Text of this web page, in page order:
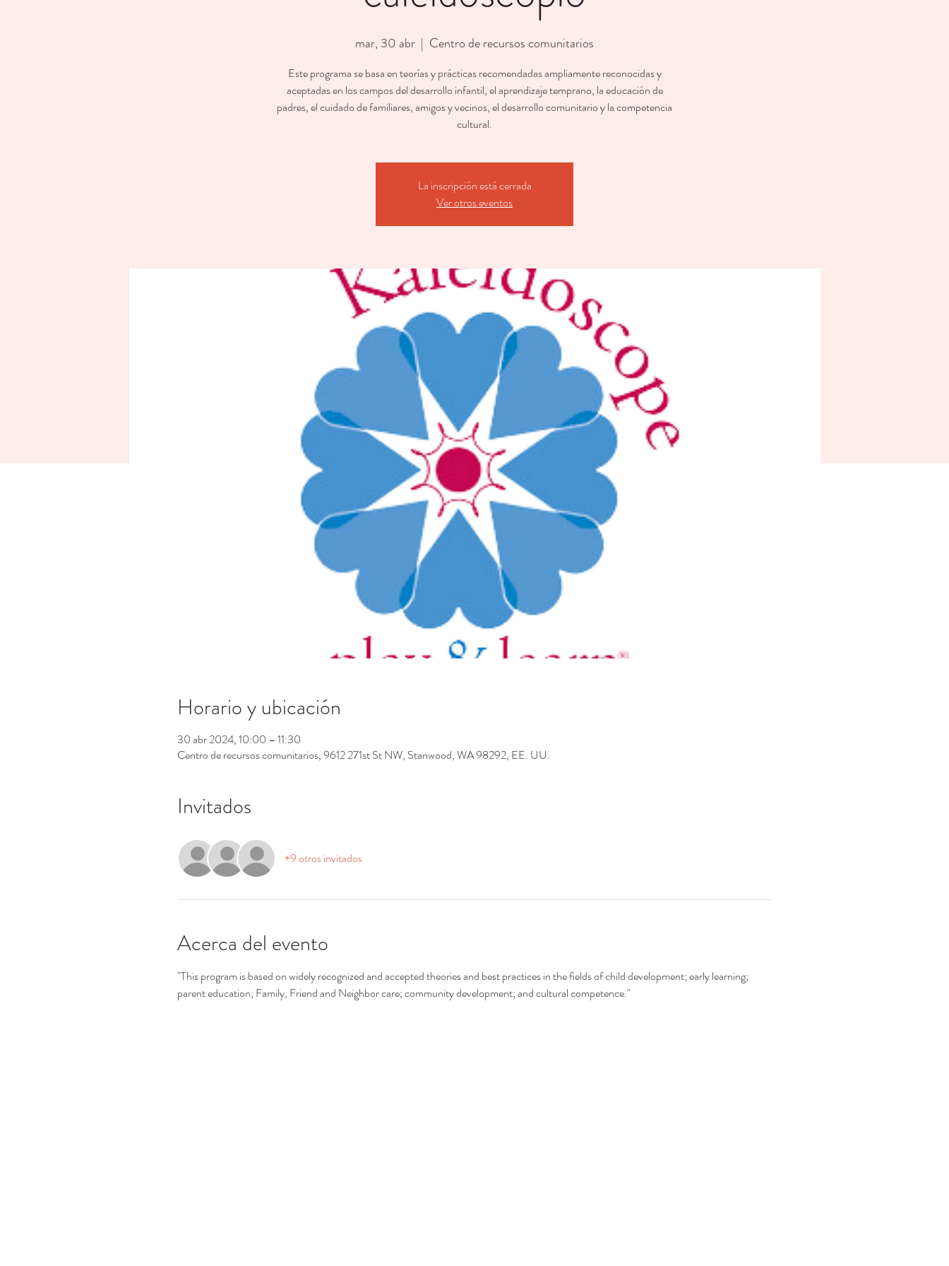
mar, 30 abr
  |
Centro de recursos comunitarios
Este programa se basa en teorías y prácticas recomendadas ampliamente reconocidas y
aceptadas en los campos del desarrollo infantil, el aprendizaje temprano, la educación de
padres, el cuidado de familiares, amigos y vecinos, el desarrollo comunitario y la competencia
cultural.
La inscripción está cerrada
Ver otros eventos
Horario y ubicación
30 abr 2024, 10:00 – 11:30
Centro de recursos comunitarios, 9612 271st St NW, Stanwood, WA 98292, EE. UU.
Invitados
+9 otros invitados
Acerca del evento
"This program is based on widely recognized and accepted theories and best practices in the fields of child development; early learning;
parent education; Family, Friend and Neighbor care; community development; and cultural competence."